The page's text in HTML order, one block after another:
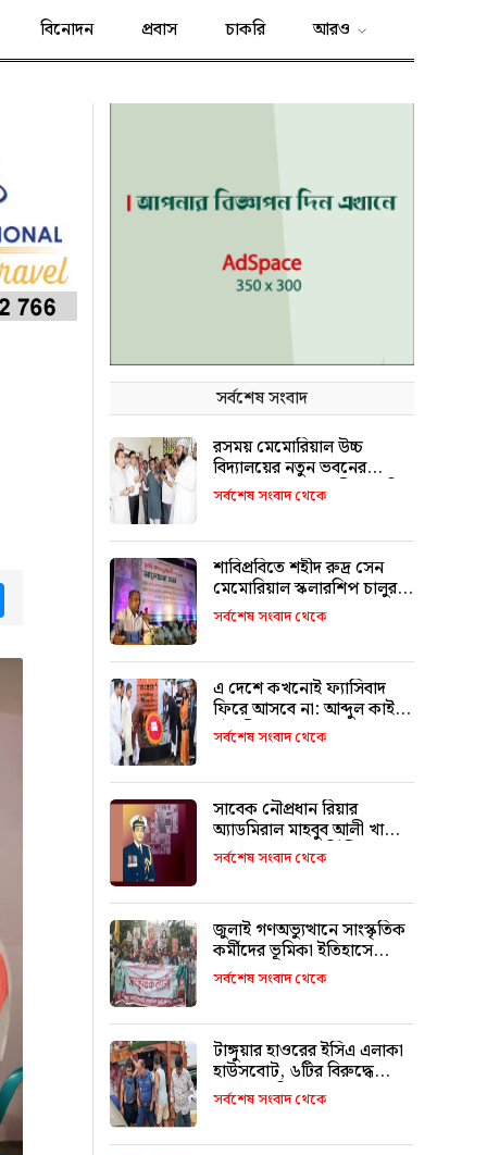
বিনোদন প্রবাস চাকরি আরও
সর্বশেষ সংবাদ
রসময় মেমোরিয়াল উচ্চ
বিদ্যালয়ের নতুন ভবনের
উদ্বোধন করলেন মন্ত্রী মুক্তাদির
সর্বশেষ সংবাদ থেকে
শাবিপ্রবিতে শহীদ রুদ্র সেন
মেমোরিয়াল স্কলারশিপ চালুর
ঘোষণা
সর্বশেষ সংবাদ থেকে
এ দেশে কখনোই ফ্যাসিবাদ
ফিরে আসবে না: আব্দুল কাইয়ুম
চৌধুরী
সর্বশেষ সংবাদ থেকে
সাবেক নৌপ্রধান রিয়ার
অ্যাডমিরাল মাহবুব আলী খানের
৪২তম শাহাদাৎ বার্ষিকী
বৃহস্পতিবার
সর্বশেষ সংবাদ থেকে
জুলাই গণঅভ্যুত্থানে সাংস্কৃতিক
কর্মীদের ভূমিকা ইতিহাসে
স্বর্ণাক্ষরে লেখা থাকবে :
মিফতাহ্ সিদ্দিকী
সর্বশেষ সংবাদ থেকে
টাঙ্গুয়ার হাওরের ইসিএ এলাকা
হাউসবোট, ৬টির বিরুদ্ধে
মামলা–জরিমানা
সর্বশেষ সংবাদ থেকে